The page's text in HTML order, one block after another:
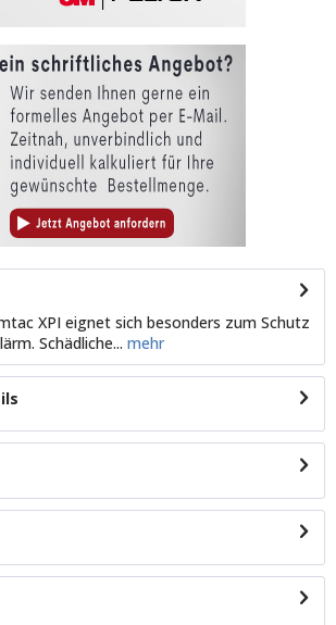
XPI eignet sich besonders zum Schutz
Schädliche... mehr